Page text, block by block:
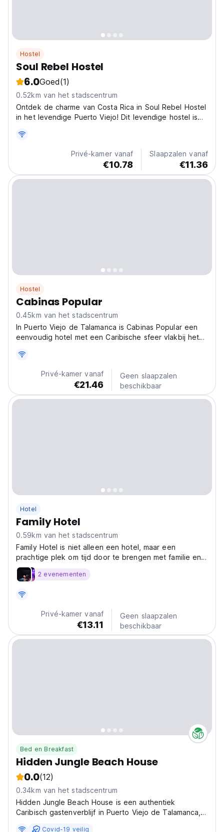
Hostel
Soul Rebel Hostel
6.0Goed(1)
0.52km van het stadscentrum
Ontdek de charme van Costa Rica in Soul Rebel Hostel
in het levendige Puerto Viejo! Dit levendige hostel is
avontuur en gouden stranden. (Auto-translated from
Privé-kamer vanaf
€10.78
Slaapzalen vanaf
€11.36
Hostel
Cabinas Popular
0.45km van het stadscentrum
In Puerto Viejo de Talamanca is Cabinas Popular een
eenvoudig hotel met een Caribische sfeer vlakbij het
van de kust van Costa Rica. (Auto-translated from
Privé-kamer vanaf
€21.46
Geen slaapzalen
beschikbaar
Hotel
Family Hotel
0.59km van het stadscentrum
Family Hotel is niet alleen een hotel, maar een
prachtige plek om tijd door te brengen met familie en
vrienden.
2 evenementen
Privé-kamer vanaf
€13.11
Geen slaapzalen
beschikbaar
Bed en Breakfast
Hidden Jungle Beach House
0.0(12)
0.34km van het stadscentrum
Hidden Jungle Beach House is een authentiek
Caribisch gastenverblijf in Puerto Viejo de Talamanca,
Covid-19 veilig